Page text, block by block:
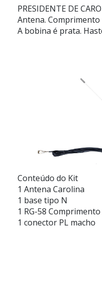
PRESIDENTE DE
Antena. Comprimento
A bobina é prata.
Conteúdo do Kit
1 Antena Carolina
1 base tipo N
1 RG-58
1 conector PL macho